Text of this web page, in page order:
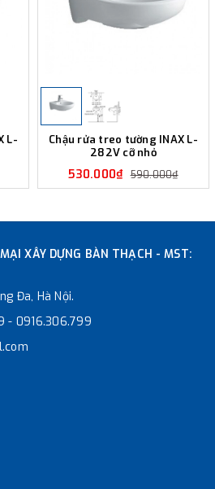
L-
Chậu rửa treo tường INAX L-
282V cỡ nhỏ
530.000₫ 590.000₫
XÂY DỰNG BÀN THẠCH - MST:
Đa, Hà Nội.
- 0916.306.799